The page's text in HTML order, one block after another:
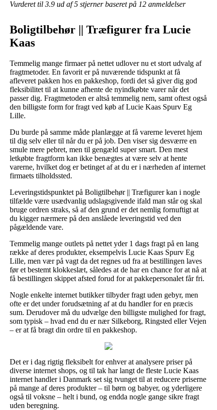
Vurderet til 3.9 ud af 5 stjerner baseret på 12 anmeldelser
Boligtilbehør || Træfigurer fra Lucie
Kaas
Temmelig mange firmaer på nettet udlover nu et stort udvalg af
fragtmetoder. En favorit er på nuværende tidspunkt at få
afleveret pakken hos en pakkeshop, fordi det så giver dig god
fleksibilitet til at kunne afhente de nyindkøbte varer når det
passer dig. Fragtmetoden er altså temmelig nem, samt oftest også
den billigste form for fragt ved køb af Lucie Kaas Spurv Eg
Lille.
Du burde på samme måde planlægge at få varerne leveret hjem
til dig selv eller til når du er på job. Den viser sig desværre en
smule mere pebret, men til gengæld super smart. Den mest
letkøbte fragtform kan ikke benægtes at være selv at hente
varerne, hvilket dog er betinget af at du er i nærheden af internet
firmaets tilholdssted.
Leveringstidspunktet på Boligtilbehør || Træfigurer kan i nogle
tilfælde være usædvanlig udslagsgivende ifald man står og skal
bruge ordren straks, så af den grund er det nemlig fornuftigt at
du kigger nærmere på den anslåede leveringstid ved den
pågældende vare.
Temmelig mange outlets på nettet yder 1 dags fragt på en lang
række af deres produkter, eksempelvis Lucie Kaas Spurv Eg
Lille, men vær på vagt da det regnes ud fra at bestillingen laves
før et bestemt klokkeslæt, således at de har en chance for at nå at
få bestillingen skippet afsted forud for at pakkepersonalet får fri.
Nogle enkelte internet butikker tilbyder fragt uden gebyr, men
ofte er det under forudsætning af at du handler for en præcis
sum. Derudover må du udvælge den billigste mulighed for fragt,
som typisk – hvad end du er nær Silkeborg, Ringsted eller Vejen
– er at få bragt din ordre til en pakkeshop.
Det er i dag rigtig fleksibelt for enhver at analysere priser på
diverse internet shops, og til tak har langt de fleste Lucie Kaas
internet handler i Danmark set sig tvunget til at reducere priserne
på mange af deres produkter – til børn og babyer, og yderligere
også til voksne – helt i bund, og endda nogle gange sikre fragt
uden beregning.